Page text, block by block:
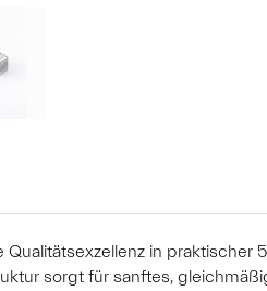
in
sorgt für sanftes,